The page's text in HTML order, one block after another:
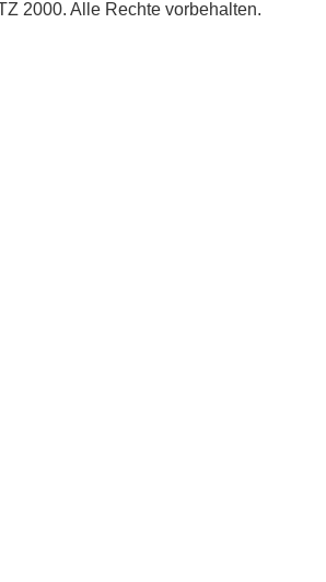
2000. Alle Rechte vorbehalten.